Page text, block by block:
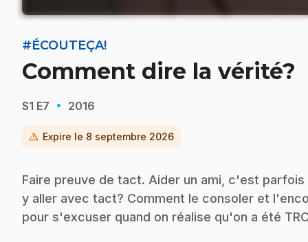
#ÉCOUTEÇA!
Comment dire la vérité?
S1 E7 · 2016
warning Expire le 8 septembre 2026
Faire preuve de tact. Aider un ami, c'est
y aller avec tact? Comment le consoler et
pour s'excuser quand on réalise qu'on a été